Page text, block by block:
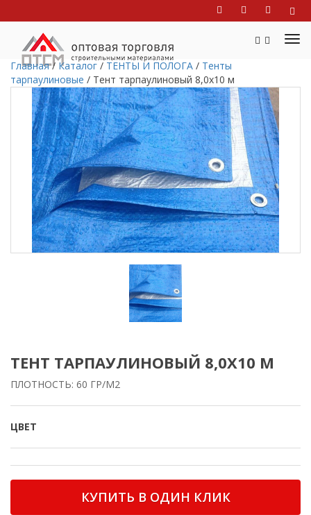
Главная /Каталог / ТЕНТЫ И ПОЛОГА / Тенты
тарпаулиновые / Тент тарпаулиновый 8,0х10 м
ТЕНТ ТАРПАУЛИНОВЫЙ 8,0Х10 М
ПЛОТНОСТЬ: 60 ГР/М2
ЦВЕТ
КУПИТЬ В ОДИН КЛИК